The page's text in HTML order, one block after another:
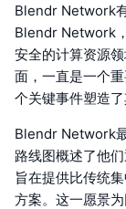
Blendr Network
Blendr Network
安全的计算资源
面，一直是一个
个关键事件塑造了
Blendr Network
路线图概述了他
旨在提供比传统
方案。这一愿景